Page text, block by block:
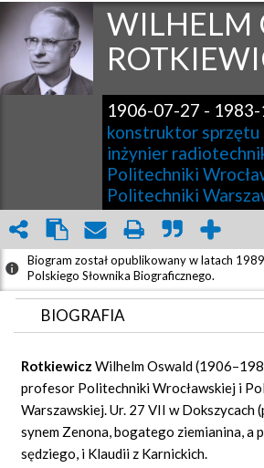
WILHELM
1906-07-27 -
konstruktor sprzętu
inżynier
Politechniki
Politechniki
Biogram został opublikowany w latach
Polskiego Słownika Biograficznego.
BIOGRAFIA
ZDJĘCIA (1)
GRAF POWIĄZAŃ
DYSKUSJA
RotkiewiczWilhelm Oswald
profesor Politechniki Wrocławskiej i
Warszawskiej. Ur. 27 VII w Dokszycach
synem Zenona, bogatego ziemianina, a
sędziego, i Klaudii z Karnickich.